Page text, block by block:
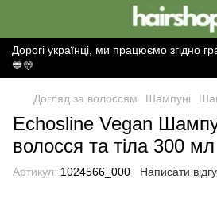
Дорогі українці, ми працюємо згідно
💙💛
Догляд за волоссям Шампуні
Echosline Vegan
волосся та тіла 300 мл
Артикул: 1024566_000 Написати